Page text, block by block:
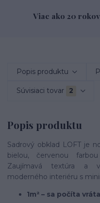
Viac ako 20
Popis produktu
Súvisiaci tovar 2
Popis produktu
Sadrový obklad LOFT je
bielou, červenou
Zaujímavá textúra a
moderného interiéru s
1m² – sa počíta